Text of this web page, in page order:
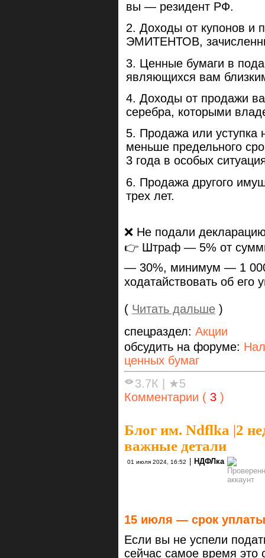
вы — резидент РФ.
Доходы от купонов
ЭМИТЕНТОВ,
Ценные бумаги в
являющихся вам
Доходы от продажи
серебра, которыми
Продажа или уступка
меньше предельного
3 года в особых
Продажа другого
трех лет.
❌ Не подали
👉 Штраф — 5% от
— 30%, минимум — 1
ходатайствовать об его
( Читать дальше )
спецраздел: Акции
обсудить на форуме:
ценных бумаг
3.7К
★5
Комментарии ( 3 )
Блог им. Ndflka |2
важные детали
01 июля 2024, 16:52 НДФЛка
15 июля — срок уплаты
Если вы не успели
сейчас самое время это